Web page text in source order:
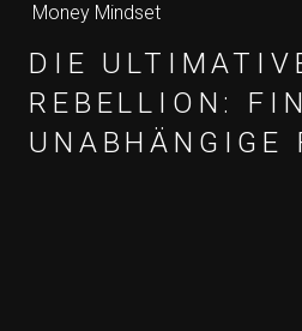
Money Mindset
DIE
REBELLION:
UNABHÄNGIGE